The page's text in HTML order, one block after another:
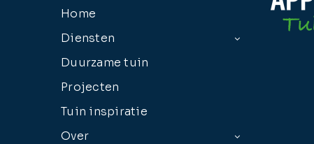
Home
Diensten
Duurzame tuin
Projecten
Tuin inspiratie
Over